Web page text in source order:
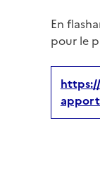
En
pour le